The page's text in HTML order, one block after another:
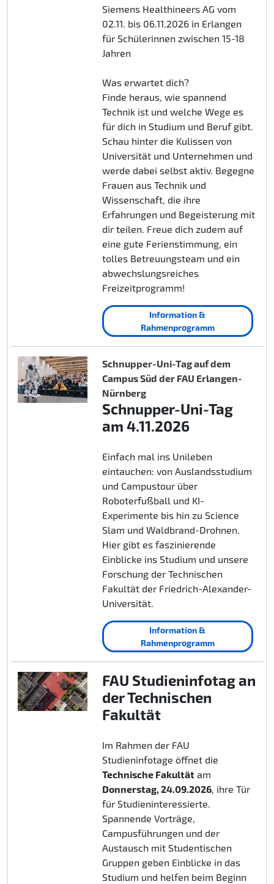
Siemens Healthineers AG vom
02.11. bis 06.11.2026 in Erlangen
für Schülerinnen zwischen 15-18
Jahren
Was erwartet dich?
Finde heraus, wie spannend
Technik ist und welche Wege es
für dich in Studium und Beruf gibt.
Schau hinter die Kulissen von
Universität und Unternehmen und
werde dabei selbst aktiv. Begegne
Frauen aus Technik und
Wissenschaft, die ihre
Erfahrungen und Begeisterung mit
dir teilen. Freue dich zudem auf
eine gute Ferienstimmung, ein
tolles Betreuungsteam und ein
abwechslungsreiches
Freizeitprogramm!
Information &
Rahmenprogramm
Schnupper-Uni-Tag auf dem
Campus Süd der FAU Erlangen-
Nürnberg
Schnupper-Uni-Tag
am 4.11.2026
Einfach mal ins Unileben
eintauchen: von Auslandsstudium
und Campustour über
Roboterfußball und KI-
Experimente bis hin zu Science
Slam und Waldbrand-Drohnen.
Hier gibt es faszinierende
Einblicke ins Studium und unsere
Forschung der Technischen
Fakultät der Friedrich-Alexander-
Universität.
Information &
Rahmenprogramm
FAU Studieninfotag an
der Technischen
Fakultät
Im Rahmen der FAU
Studieninfotage öffnet die
Technische Fakultätam
Donnerstag, 24.09.2026, ihre Tür
für Studieninteressierte.
Spannende Vorträge,
Campusführungen und der
Austausch mit Studentischen
Gruppen geben Einblicke in das
Studium und helfen beim Beginn